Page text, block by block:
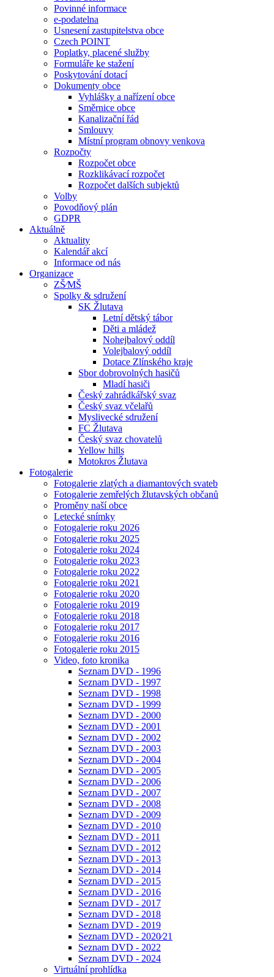
Povinné informace
e-podatelna
Usnesení zastupitelstva obce
Czech POINT
Poplatky, placené služby
Formuláře ke stažení
Poskytování dotací
Dokumenty obce
Vyhlášky a nařízení obce
Směrnice obce
Kanalizační řád
Smlouvy
Místní program obnovy venkova
Rozpočty
Rozpočet obce
Rozklikávací rozpočet
Rozpočet dalších subjektů
Volby
Povodňový plán
GDPR
Aktuálně
Aktuality
Kalendář akcí
Informace od nás
Organizace
ZŠ⁄MŠ
Spolky & sdružení
SK Žlutava
Letní dětský tábor
Děti a mládež
Nohejbalový oddíl
Volejbalový oddíl
Dotace Zlínského kraje
Sbor dobrovolných hasičů
Mladí hasiči
Český zahrádkářský svaz
Český svaz včelařů
Myslivecké sdružení
FC Žlutava
Český svaz chovatelů
Yellow hills
Motokros Žlutava
Fotogalerie
Fotogalerie zlatých a diamantových svateb
Fotogalerie zemřelých žlutavských občanů
Proměny naší obce
Letecké snímky
Fotogalerie roku 2026
Fotogalerie roku 2025
Fotogalerie roku 2024
Fotogalerie roku 2023
Fotogalerie roku 2022
Fotogalerie roku 2021
Fotogalerie roku 2020
Fotogalerie roku 2019
Fotogalerie roku 2018
Fotogalerie roku 2017
Fotogalerie roku 2016
Fotogalerie roku 2015
Video, foto kronika
Seznam DVD - 1996
Seznam DVD - 1997
Seznam DVD - 1998
Seznam DVD - 1999
Seznam DVD - 2000
Seznam DVD - 2001
Seznam DVD - 2002
Seznam DVD - 2003
Seznam DVD - 2004
Seznam DVD - 2005
Seznam DVD - 2006
Seznam DVD - 2007
Seznam DVD - 2008
Seznam DVD - 2009
Seznam DVD - 2010
Seznam DVD - 2011
Seznam DVD - 2012
Seznam DVD - 2013
Seznam DVD - 2014
Seznam DVD - 2015
Seznam DVD - 2016
Seznam DVD - 2017
Seznam DVD - 2018
Seznam DVD - 2019
Seznam DVD - 2020⁄21
Seznam DVD - 2022
Seznam DVD - 2024
Virtuální prohlídka